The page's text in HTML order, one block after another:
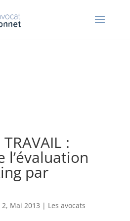
:
l’évaluation
par
2, Mai 2013 | Les avocats